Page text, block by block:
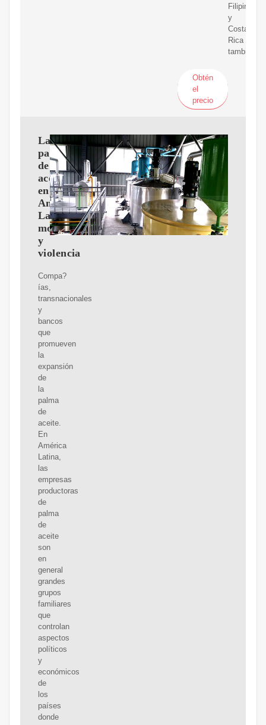
Filipinas
y
Costa
Rica
también
Obtén
el
precio
La
palma
de
aceite
en
América
Latina:
monocultivo
y
violencia
Compa?
ías,
transnacionales
y
bancos
que
promueven
la
expansión
de
la
palma
de
aceite.
En
América
Latina,
las
empresas
productoras
de
palma
de
aceite
son
en
general
grandes
grupos
familiares
que
controlan
aspectos
políticos
y
económicos
de
los
países
donde